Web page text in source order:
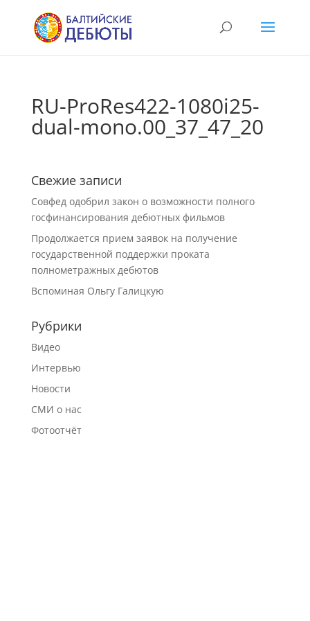
RU-ProRes422-1080i25-
dual-mono.00_37_47_20
Свежие записи
Совфед одобрил закон о возможности полного
госфинансирования дебютных фильмов
Продолжается прием заявок на получение
государственной поддержки проката
полнометражных дебютов
Вспоминая Ольгу Галицкую
Рубрики
Видео
Интервью
Новости
СМИ о нас
Фотоотчёт